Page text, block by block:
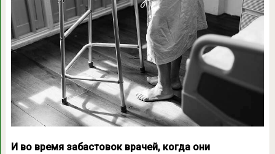
И во время забастовок врачей, когда они